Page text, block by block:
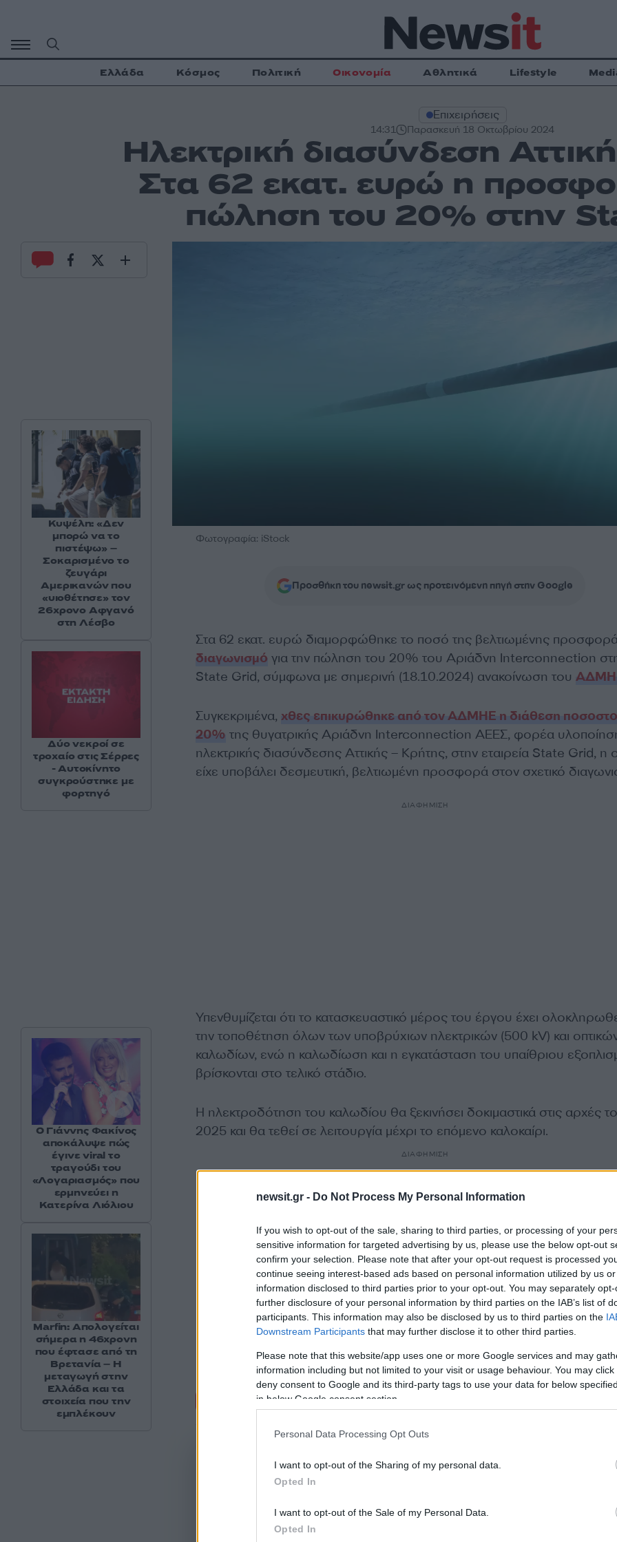
newsit.gr - Do Not Process My Personal Information
If you wish to opt-out of the sale, sharing to third parties, or processing of your
sensitive information for targeted advertising by us, please use the below opt-out
confirm your selection. Please note that after your opt-out request is processed
continue seeing interest-based ads based on personal information utilized by us
information disclosed to third parties prior to your opt-out. You may separately
further disclosure of your personal information by third parties on the IAB’s list of
participants. This information may also be disclosed by us to third parties on the
Downstream Participants that may further disclose it to other third parties.
Please note that this website/app uses one or more Google services and may
information including but not limited to your visit or usage behaviour. You may
deny consent to Google and its third-party tags to use your data for below
in below Google consent section.
Personal Data Processing Opt Outs
I want to opt-out of the Sharing of my personal data.
Opted In
I want to opt-out of the Sale of my Personal Data.
Opted In
περιεχόμενο
Ελλάδα Κόσμος Πολιτική Οικονομία Αθλητικά Lifestyle
Επιχειρήσεις
14:31 Παρασκευή 18 Οκτωβρίου 2024
Ηλεκτρική διασύνδεση
Στα 62 εκατ. ευρώ η
πώληση του 20% στην
Φωτογραφία: iStock
Προσθήκη του newsit.gr ως προτεινόμενη πηγή στην Google
Στα 62 εκατ. ευρώ διαμορφώθηκε το ποσό της βελτιωμένης
διαγωνισμό για την πώληση του 20% του Αριάδνη Interconnection
State Grid, σύμφωνα με σημερινή (18.10.2024) ανακοίνωση του
Συγκεκριμένα, χθες επικυρώθηκε από τον ΑΔΜΗΕ η διάθεση
20% της θυγατρικής Αριάδνη Interconnection ΑΕΕΣ, φορέα
ηλεκτρικής διασύνδεσης Αττικής – Κρήτης, στην εταιρεία State Grid, η
είχε υποβάλει δεσμευτική, βελτιωμένη προσφορά στον σχετικό
ΔΙΑΦΗΜΙΣΗ
Υπενθυμίζεται ότι το κατασκευαστικό μέρος του έργου έχει
την τοποθέτηση όλων των υποβρύχιων ηλεκτρικών (500 kV) και
καλωδίων, ενώ η καλωδίωση και η εγκατάσταση του υπαίθριου
βρίσκονται στο τελικό στάδιο.
Η ηλεκτροδότηση του καλωδίου θα ξεκινήσει δοκιμαστικά στις αρχές
2025 και θα τεθεί σε λειτουργία μέχρι το επόμενο καλοκαίρι.
ΔΙΑΦΗΜΙΣΗ
Σχόλια
Σχολίασε εδώ
Κυψέλη: «Δεν
μπορώ να το
πιστέψω» –
Σοκαρισμένο το
ζευγάρι
Αμερικανών που
«υιοθέτησε» τον
26χρονο Αφγανό
στη Λέσβο
Δύο νεκροί σε
τροχαίο στις Σέρρες
- Αυτοκίνητο
συγκρούστηκε με
φορτηγό
Ο Γιάννης Φακίνος
αποκάλυψε πώς
έγινε viral το
τραγούδι του
«Λογαριασμός» που
ερμηνεύει η
Κατερίνα Λιόλιου
Marfin: Απολογείται
σήμερα η 46χρονη
που έφτασε από τη
Βρετανία – Η
μεταγωγή στην
Ελλάδα και τα
στοιχεία που την
εμπλέκουν